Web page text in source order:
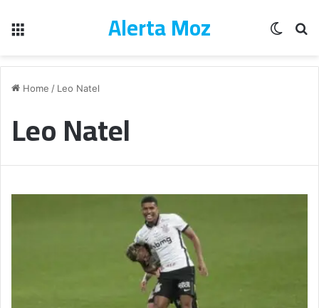
Alerta Moz
Home / Leo Natel
Leo Natel